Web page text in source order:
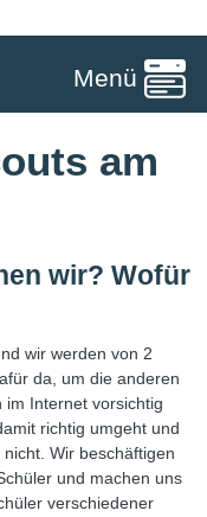
Menü
am
wir? Wofür
wir werden von 2
da, um die anderen
Internet vorsichtig
richtig umgeht und
Wir beschäftigen
und machen uns
verschiedener